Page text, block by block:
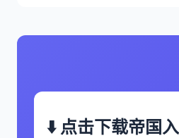
⬇️ 点击下载帝国